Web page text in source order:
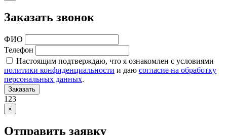
Заказать звонок
ФИО
Телефон
Настоящим подтверждаю, что я ознакомлен с условиями
политики конфиденциальности и даю согласие на обработку
персональных данных.
Заказать
123
×
Отправить заявку